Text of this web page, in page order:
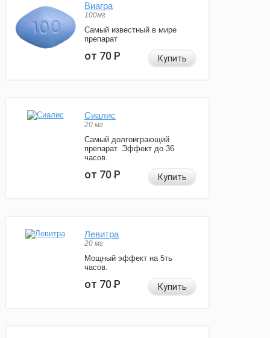
Виагра
100мг
Самый известный в мире
препарат
от 70Р Купить
Сиалис
20 мг
Самый долгоиграющий
препарат. Эффект до 36
часов.
от 70Р Купить
Левитра
20 мг
Мощный эффект на 5ть
часов.
от 70Р Купить